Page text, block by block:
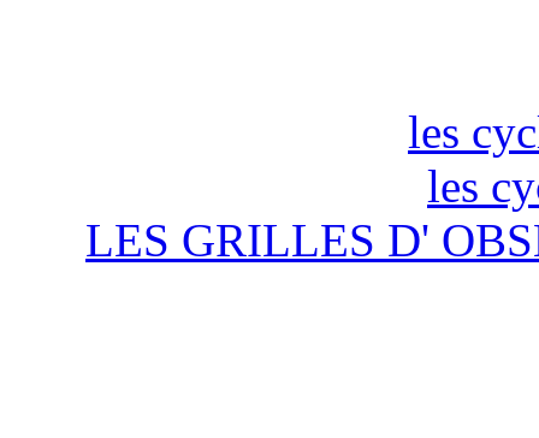
les
les
LES GRILLES D'